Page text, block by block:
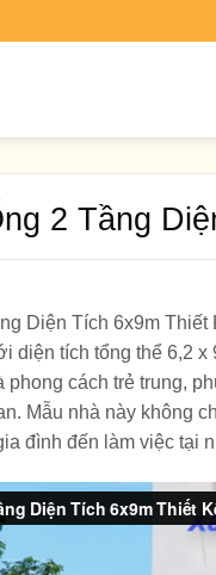
2 Tầng
Diện Tích 6x9m
diện tích tổng thể 6,2
phong cách trẻ trung,
Mẫu nhà này không
đình đến làm việc tại